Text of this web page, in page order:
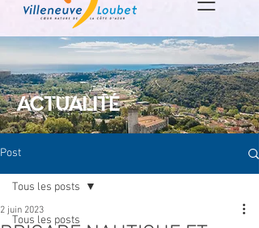
ACTUALITÉ
Post
Tous les posts
Tous les posts
2 juin 2023